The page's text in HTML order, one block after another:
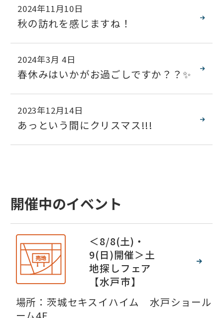
2024年11月10日
秋の訪れを感じますね！
2024年3月 4日
春休みはいかがお過ごしですか？？✨
2023年12月14日
あっという間にクリスマス!!!
開催中のイベント
＜8/8(土)・
9(日)開催＞土
地探しフェア
【水戸市】
場所：茨城セキスイハイム 水戸ショール